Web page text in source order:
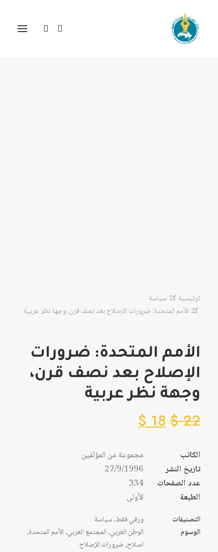
الرئيسية
سياسة
الأمم المتحدة: ضرورات الإصلاح بعد نصف قرن، وجهة نظر عربية
الأمم المتحدة: ضرورات
الإصلاح بعد نصف قرن،
وجهة نظر عربية
22
$
18
$
الكاتب
مجموعة من المؤلفين
تاريخ النشر
27/9/1996
عدد الصفحات
334
الطبعة
الأولى
التصنيفات ورقي فقط,سياسة
الوسوم
الوطن العربي,المجتمع العربي,الأمم المتحدة,
اصلاح,ضرورات الإصلاح